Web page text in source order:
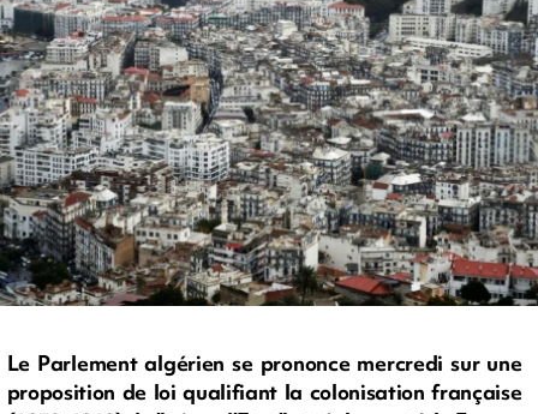
Le Parlement algérien se prononce mercredi sur une
proposition de loi qualifiant la colonisation française